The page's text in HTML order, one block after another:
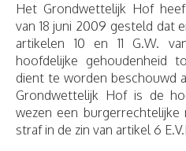
Het Grondwettelijk Hof
van 18 juni 2009 gesteld dat
artikelen 10 en 11 G.W.
hoofdelijke gehoudenheid
dient te worden beschouwd
Grondwettelijk Hof is de
wezen een
straf in de zin van artikel 6